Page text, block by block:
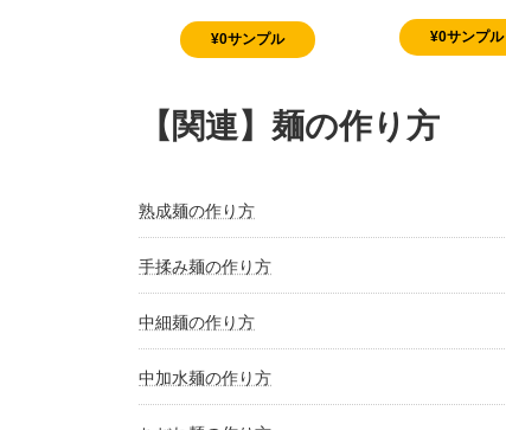
¥0サンプル ¥0サンプル
【関連】麺の作り方
熟成麺の作り方
手揉み麺の作り方
中細麺の作り方
中加水麺の作り方